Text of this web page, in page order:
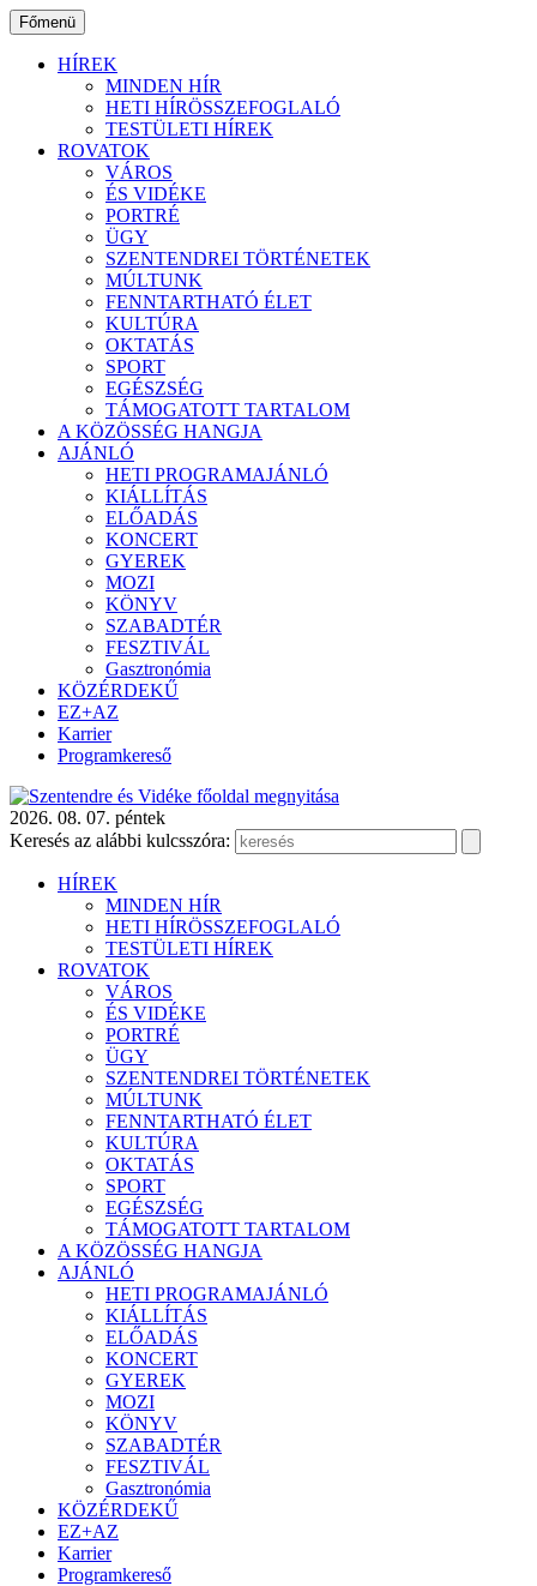
Ugrás
a
tartalomhoz
Főmenü
HÍREK
MINDEN HÍR
HETI HÍRÖSSZEFOGLALÓ
TESTÜLETI HÍREK
ROVATOK
VÁROS
ÉS VIDÉKE
PORTRÉ
ÜGY
SZENTENDREI TÖRTÉNETEK
MÚLTUNK
FENNTARTHATÓ ÉLET
KULTÚRA
OKTATÁS
SPORT
EGÉSZSÉG
TÁMOGATOTT TARTALOM
A KÖZÖSSÉG HANGJA
AJÁNLÓ
HETI PROGRAMAJÁNLÓ
KIÁLLÍTÁS
ELŐADÁS
KONCERT
GYEREK
MOZI
KÖNYV
SZABADTÉR
FESZTIVÁL
Gasztronómia
KÖZÉRDEKŰ
EZ+AZ
Karrier
Programkereső
2026. 08. 07. péntek
Keresés az alábbi kulcsszóra:
HÍREK
MINDEN HÍR
HETI HÍRÖSSZEFOGLALÓ
TESTÜLETI HÍREK
ROVATOK
VÁROS
ÉS VIDÉKE
PORTRÉ
ÜGY
SZENTENDREI TÖRTÉNETEK
MÚLTUNK
FENNTARTHATÓ ÉLET
KULTÚRA
OKTATÁS
SPORT
EGÉSZSÉG
TÁMOGATOTT TARTALOM
A KÖZÖSSÉG HANGJA
AJÁNLÓ
HETI PROGRAMAJÁNLÓ
KIÁLLÍTÁS
ELŐADÁS
KONCERT
GYEREK
MOZI
KÖNYV
SZABADTÉR
FESZTIVÁL
Gasztronómia
KÖZÉRDEKŰ
EZ+AZ
Karrier
Programkereső